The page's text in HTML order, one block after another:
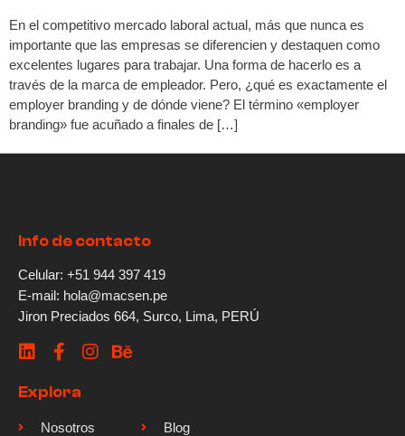
En el competitivo mercado laboral actual, más que nunca es
importante que las empresas se diferencien y destaquen como
excelentes lugares para trabajar. Una forma de hacerlo es a
través de la marca de empleador. Pero, ¿qué es exactamente el
employer branding y de dónde viene? El término «employer
branding» fue acuñado a finales de […]
Info de contacto
Celular: +51 944 397 419
E-mail: hola@macsen.pe
Jiron Preciados 664, Surco, Lima, PERÚ
Explora
Nosotros
Blog